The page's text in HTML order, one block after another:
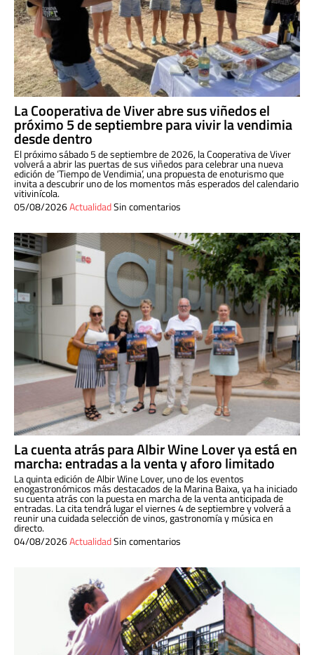
La Cooperativa de Viver abre sus viñedos el
próximo 5 de septiembre para vivir la vendimia
desde dentro
El próximo sábado 5 de septiembre de 2026, la Cooperativa de Viver
volverá a abrir las puertas de sus viñedos para celebrar una nueva
edición de ‘Tiempo de Vendimia’, una propuesta de enoturismo que
invita a descubrir uno de los momentos más esperados del calendario
vitivinícola.
05/08/2026ActualidadSin comentarios
La cuenta atrás para Albir Wine Lover ya está en
marcha: entradas a la venta y aforo limitado
La quinta edición de Albir Wine Lover, uno de los eventos
enogastronómicos más destacados de la Marina Baixa, ya ha iniciado
su cuenta atrás con la puesta en marcha de la venta anticipada de
entradas. La cita tendrá lugar el viernes 4 de septiembre y volverá a
reunir una cuidada selección de vinos, gastronomía y música en
directo.
04/08/2026ActualidadSin comentarios